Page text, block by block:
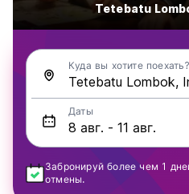
Tetebatu
Куда вы хотите поехать?
Даты
Забронируй более чем 1
отмены.